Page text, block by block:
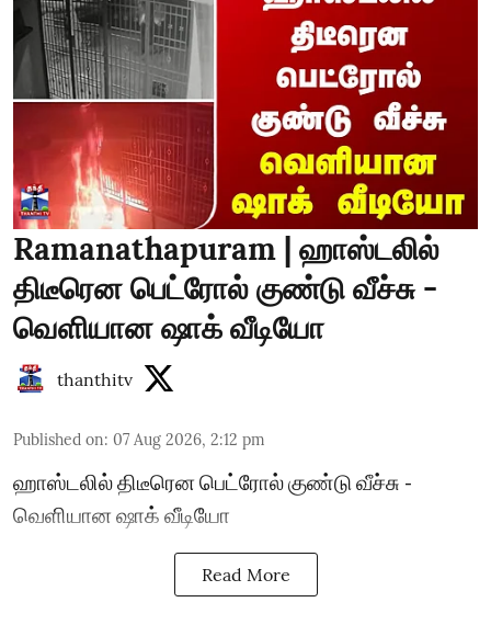
Ramanathapuram | ஹாஸ்டலில்
திடீரென பெட்ரோல் குண்டு வீச்சு -
வெளியான ஷாக் வீடியோ
thanthitv
Published on: 07 Aug 2026, 2:12 pm
ஹாஸ்டலில் திடீரென பெட்ரோல் குண்டு வீச்சு -
வெளியான ஷாக் வீடியோ
Read More